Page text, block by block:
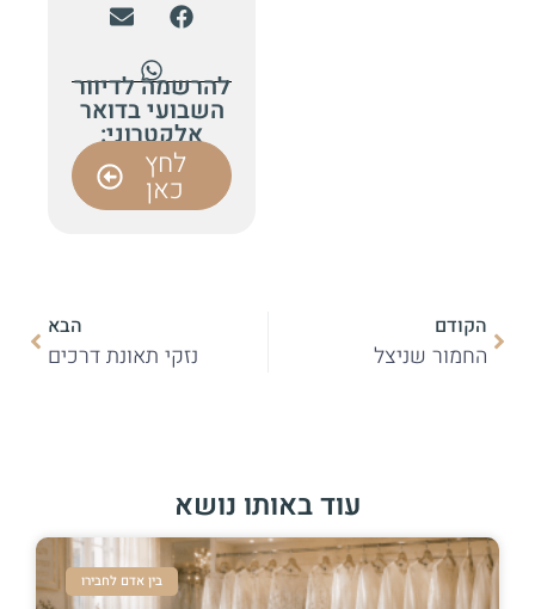
להרשמה לדיוור
השבועי בדואר
אלקטרוני:
לחץ
כאן
הקודם
החמור שניצל
הבא
נזקי תאונת דרכים
עוד באותו נושא
בין אדם לחבירו